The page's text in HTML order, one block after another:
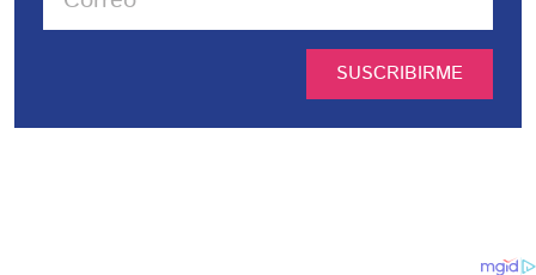
SUSCRIBIRME